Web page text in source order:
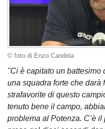
© foto di Enzo Candela
"Ci è capitato un battesimo
una squadra forte che darà
strafavorite di questo
tenuto bene il campo,
problema al Potenza. C’è